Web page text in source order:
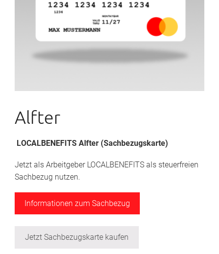
Alfter
LOCALBENEFITS Alfter (Sachbezugskarte)
Jetzt als Arbeitgeber LOCALBENEFITS als steuerfreien
Sachbezug nutzen.
Informationen zum Sachbezug
Jetzt Sachbezugskarte kaufen